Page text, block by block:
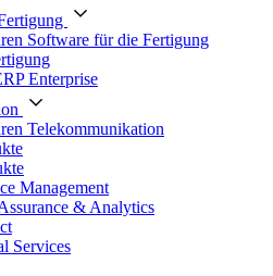
Software für die Fertigung
Enterprise
Telekommunikation
Management
& Analytics
Services